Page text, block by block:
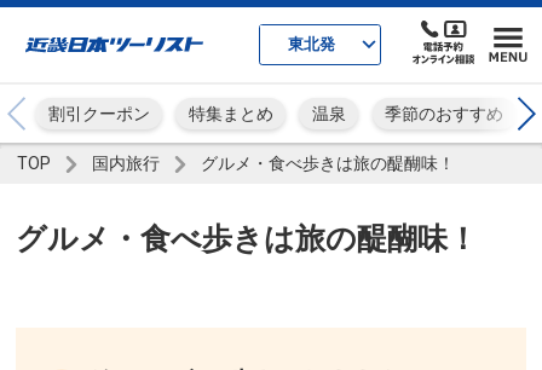
東北発
割引クーポン 特集まとめ 温泉 季節のおすすめ
TOP 国内旅行 グルメ・食べ歩きは旅の醍醐味！
グルメ・食べ歩きは旅の醍醐味！